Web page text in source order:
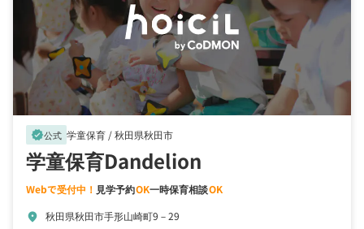
verified公式 学童保育 /秋田県秋田市
学童保育Dandelion
Webで受付中！ 見学予約OK一時保育相談OK
location_on 秋田県秋田市手形山崎町9－29